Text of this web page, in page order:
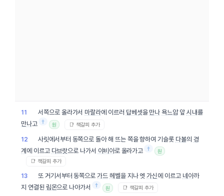
11 서쪽으로 올라가서 마랄라에 이르러 답베셋을 만나 욕느암앞 시내를
만나고 † 원 📑 책갈피 추가
12 사릿에서부터 동쪽으로 돌아 해 뜨는 쪽을 향하여 기슬롯 다볼의 경
계 에 이르고 다브랏으로 나가서 야비아로 올라가고 † 원
📑 책갈피 추가
13 또 거기서부터 동쪽으로가드 헤벨을 지나 엣가신 에 이르고 네아까
지 연결된 림몬으로 나아가서 † 원 📑 책갈피 추가